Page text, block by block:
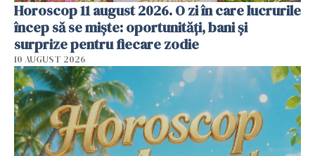
Horoscop 11 august 2026. O zi în care lucrurile
încep să se miște: oportunități, bani și
surprize pentru fiecare zodie
10 AUGUST 2026